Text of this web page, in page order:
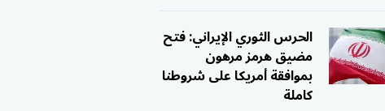
الحرس الثوري الإيراني: فتح
مضيق هرمز مرهون
بموافقة أمريكا على شروطنا
كاملة